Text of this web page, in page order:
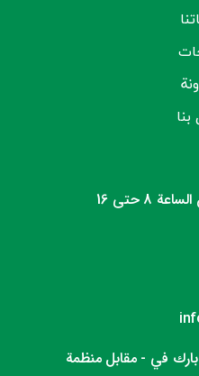
8 حتى 16
بارك في - مقابل منظمة